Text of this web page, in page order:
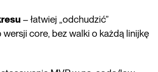
– łatwiej „odchudzić”
core, bez walki o każdą linijkę